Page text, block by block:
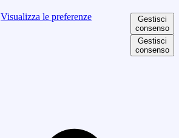
Visualizza le preferenze
Gestisci
consenso
Gestisci
consenso